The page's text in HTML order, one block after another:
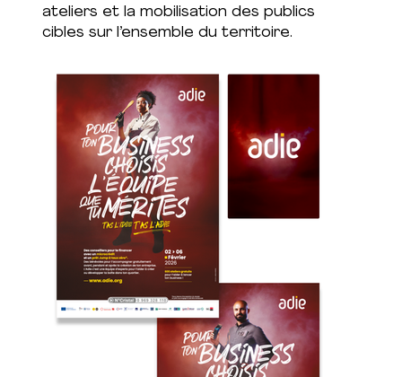
ateliers et la mobilisation des publics
cibles sur l’ensemble du territoire.